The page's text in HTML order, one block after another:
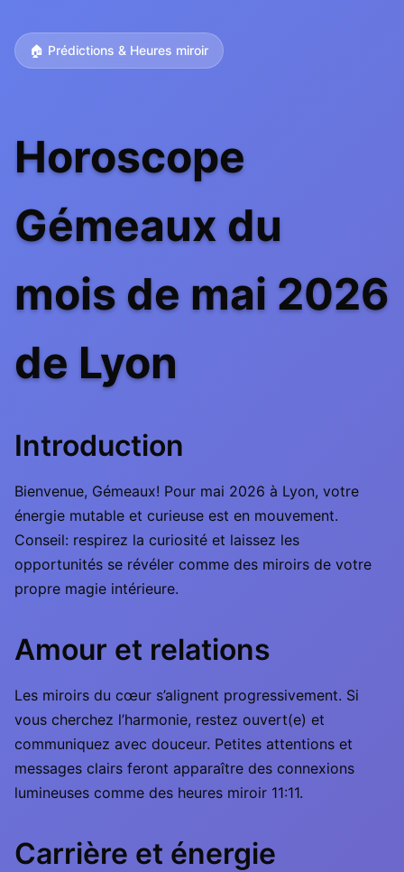
🏠 Prédictions & Heures miroir
Horoscope
Gémeaux du
mois de mai 2026
de Lyon
Introduction
Bienvenue, Gémeaux! Pour mai 2026 à Lyon, votre
énergie mutable et curieuse est en mouvement.
Conseil: respirez la curiosité et laissez les
opportunités se révéler comme des miroirs de votre
propre magie intérieure.
Amour et relations
Les miroirs du cœur s’alignent progressivement. Si
vous cherchez l’harmonie, restez ouvert(e) et
communiquez avec douceur. Petites attentions et
messages clairs feront apparaître des connexions
lumineuses comme des heures miroir 11:11.
Carrière et énergie